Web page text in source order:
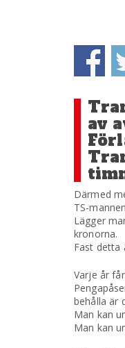
av
Därmed
TS-
Lägger
kronorna.
Fast detta
Varje år
behålla är
Man kan
Man kan